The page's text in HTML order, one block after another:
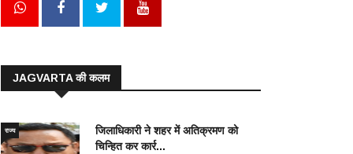
JAGVARTA की कलम
राज्य
जिलाधिकारी ने शहर में अतिक्रमण को
चिन्हित कर कार्र...